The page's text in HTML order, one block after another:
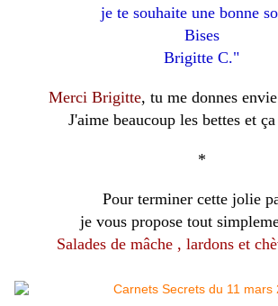
je te souhaite une bonne
Bises
Brigitte C."
Merci Brigitte, tu me donnes
J'aime beaucoup les bettes et
*
Pour terminer cette jolie
je vous propose tout
Salades de mâche , lardons et